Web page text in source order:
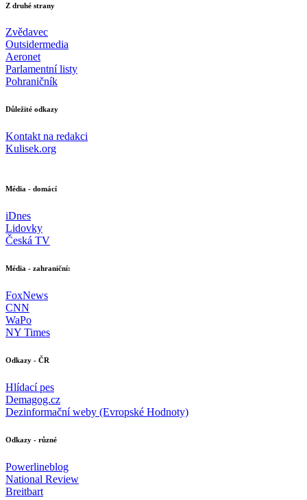
Z druhé strany
Zvědavec
Outsidermedia
Aeronet
Parlamentní listy
Pohraničník
Důležité odkazy
Kontakt na redakci
Kulisek.org
Média - domácí
iDnes
Lidovky
Česká TV
Média - zahraniční:
FoxNews
CNN
WaPo
NY Times
Odkazy - ČR
Hlídací pes
Demagog.cz
Dezinformační weby (Evropské Hodnoty)
Odkazy - různé
Powerlineblog
National Review
Breitbart